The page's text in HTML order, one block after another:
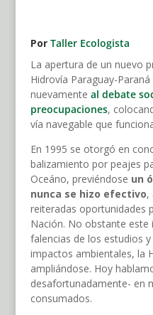
Por Taller Ecologista
La apertura de un nuevo
Hidrovía Paraguay-
nuevamente al debate
preocupaciones,
vía navegable que
En 1995 se otorgó en
balizamiento por peajes
Oceáno, previéndose un
nunca se hizo efectivo,
reiteradas oportunidades
Nación. No obstante este
falencias de los estudios
impactos ambientales, la
ampliándose. Hoy
desafortunadamente- en
consumados.